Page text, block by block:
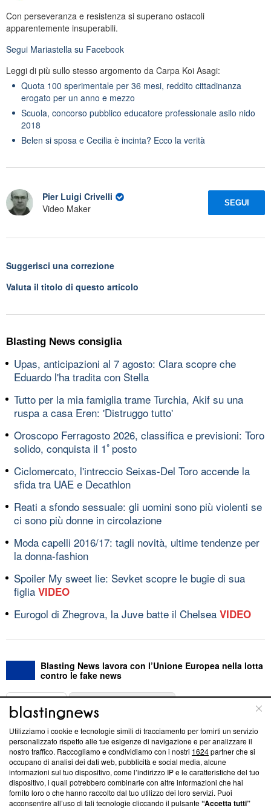
Con perseveranza e resistenza si superano ostacoli
apparentemente insuperabili.
Segui Mariastella su Facebook
Leggi di più sullo stesso argomento da Carpa Koi Asagi:
Quota 100 sperimentale per 36 mesi, reddito cittadinanza
erogato per un anno e mezzo
Scuola, concorso pubblico educatore professionale asilo nido
2018
Belen si sposa e Cecilia è incinta? Ecco la verità
Pier Luigi Crivelli
Video Maker
SEGUI
Suggerisci una correzione
Valuta il titolo di questo articolo
Blasting News consiglia
Upas, anticipazioni al 7 agosto: Clara scopre che
Eduardo l'ha tradita con Stella
Tutto per la mia famiglia trame Turchia, Akif su una
ruspa a casa Eren: 'Distruggo tutto'
Oroscopo Ferragosto 2026, classifica e previsioni: Toro
solido, conquista il 1ﾟposto
Ciclomercato, l'intreccio Seixas-Del Toro accende la
sfida tra UAE e Decathlon
Reati a sfondo sessuale: gli uomini sono più violenti se
ci sono più donne in circolazione
Moda capelli 2016/17: tagli novità, ultime tendenze per
la donna-fashion
Spoiler My sweet lie: Sevket scopre le bugie di sua
figlia VIDEO
Eurogol di Zhegrova, la Juve batte il Chelsea VIDEO
Blasting News lavora con l’Unione Europea nella lotta
contro le fake news
ABOUT
Questa sezione offre informazioni trasparenti su Blasting
News, sui nostri processi editoriali e su come ci impegniamo a
creare news di qualità. Inoltre, afferma la nostra aderenza a
‘Trust Project - News with Integrity’Blasting News non è
ancora membro del programma, ma ha richiesto di farne
parte; Trust Project non ha ancora effettuato una verifica di
Utilizziamo i cookie e tecnologie simili di tracciamento per fornirti un servizio
personalizzato rispetto alle tue esigenze di navigazione e per analizzare il
nostro traffico. Raccogliamo e condividiamo con i nostri 1624partner che si
occupano di analisi dei dati web, pubblicità e social media, alcune
informazioni sul tuo dispositivo, come l’indirizzo IP e le caratteristiche del tuo
dispositivo, i quali potrebbero combinarle con altre informazioni che hai
fornito loro o che hanno raccolto dal tuo utilizzo dei loro servizi. Puoi
acconsentire all’uso di tali tecnologie cliccando il pulsante“Accetta tutti”